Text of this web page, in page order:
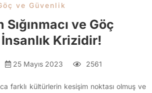
ve Güvenlik
ve Göç
Krizidir!
25 Mayıs 2023 2561
farklı kültürlerin kesişim noktası olmuş ve